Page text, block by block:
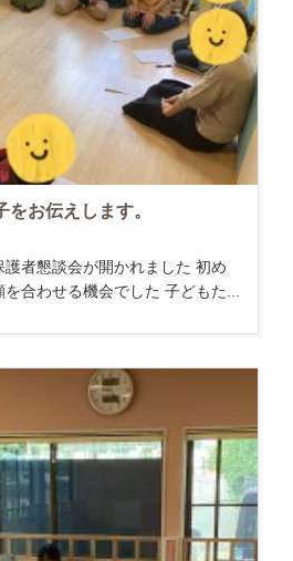
お伝えします。
護者懇談会が開かれました 初め
合わせる機会でした 子どもた...